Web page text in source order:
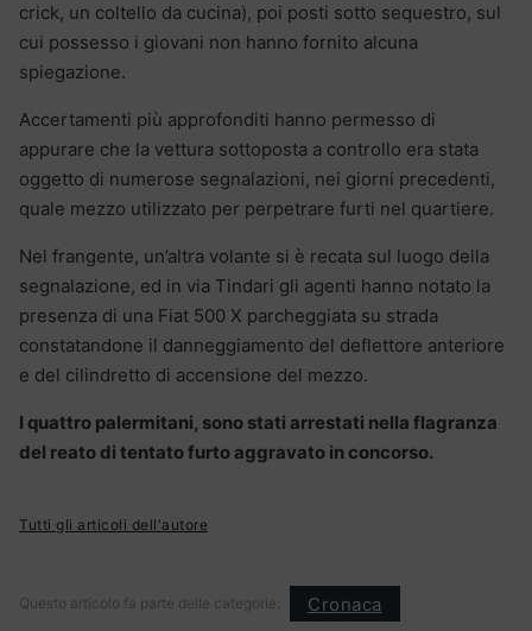
crick, un coltello da cucina), poi posti sotto sequestro, sul
cui possesso i giovani non hanno fornito alcuna
spiegazione.
Accertamenti più approfonditi hanno permesso di
appurare che la vettura sottoposta a controllo era stata
oggetto di numerose segnalazioni, nei giorni precedenti,
quale mezzo utilizzato per perpetrare furti nel quartiere.
Nel frangente, un’altra volante si è recata sul luogo della
segnalazione, ed in via Tindari gli agenti hanno notato la
presenza di una Fiat 500 X parcheggiata su strada
constatandone il danneggiamento del deflettore anteriore
e del cilindretto di accensione del mezzo.
I quattro palermitani, sono stati arrestati nella flagranza
del reato di tentato furto aggravato in concorso.
Tutti gli articoli dell'autore
Questo articolo fa parte delle categorie: Cronaca